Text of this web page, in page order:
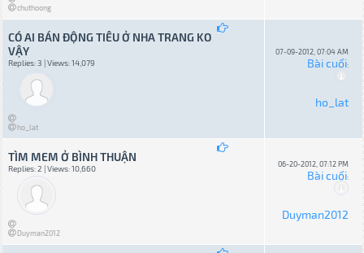
chuthoong
CÓ AI BÁN ĐỘNG TIÊU Ở NHA TRANG KO
VẬY
Replies: 3 | Views: 14,079
ho_lat
07-09-2012, 07:04 AM
Bài cuối:
ho_lat
TÌM MEM Ở BÌNH THUẬN
Replies: 2 | Views: 10,660
Duyman2012
06-20-2012, 07:12 PM
Bài cuối:
Duyman2012